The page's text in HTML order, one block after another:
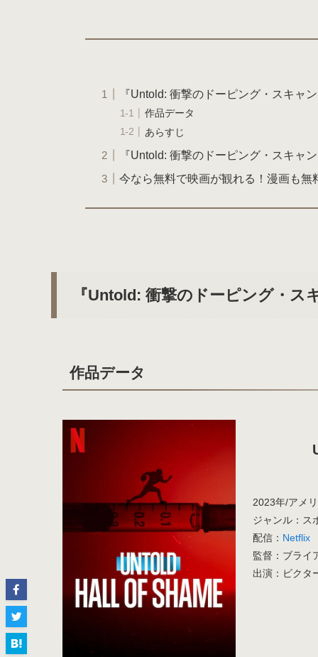
『Untold: 衝撃のドーピング・スキャ
作品データ
あらすじ
『Untold: 衝撃のドーピング・スキャ
今なら無料で映画が観れる！漫画も無
『Untold: 衝撃のドーピング・ス
作品データ
2023年/アメ
ジャンル：ス
配信： Netflix
監督：ブライ
出演：ビクタ